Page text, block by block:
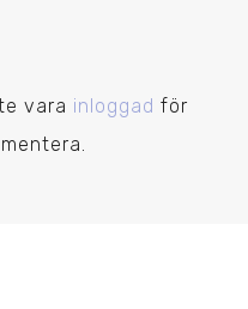
vara inloggad för